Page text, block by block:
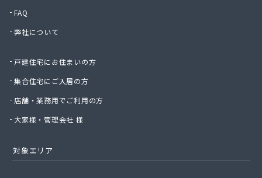
FAQ
弊社について
戸建住宅にお住まいの方
集合住宅にご入居の方
店舗・業務用でご利用の方
大家様・管理会社 様
対象エリア